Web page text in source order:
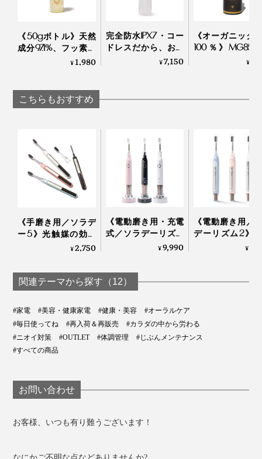
《50gボトル》天然
成分97.1%、フッ素・
発泡剤・研磨剤・保
ジェル」
¥1,980
完全防水IPX7・コー
ドレスだから、お風
呂場でも、出張先で
¥7,150
《オーガニック
100％》
ヌカハニー配合
¥
こちらもおすすめ
《手磨き用／ソラデ
ー5》光触媒の効果
で、歯磨き粉なしで
¥2,750
《電動磨き用・充電
式／ソラデーリズム
3》光触媒の効果
動歯ブラシ」｜
SOLADEY
¥9,990
《電動磨き用／
デーリズム2》
媒の効果で、歯
SOLADEY
¥
関連テーマから探す（12）
#家電 #美容・健康家電 #健康・美容
#オーラルケア
#毎日使ってね
#再入荷＆再販売
#カラダの中から労わる
#ニオイ対策
#OUTLET #体調管理
#じぶんメンテナンス
#すべての商品
お問い合わせ
お客様、いつも有り難うございます！